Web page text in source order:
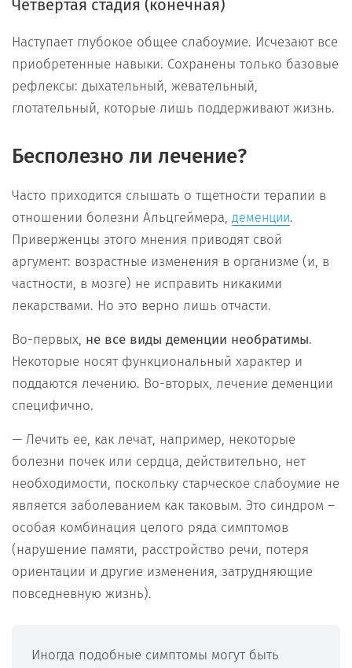
Четвертая стадия (конечная)
Наступает глубокое общее слабоумие. Исчезают все
приобретенные навыки. Сохранены только базовые
рефлексы: дыхательный, жевательный,
глотательный, которые лишь поддерживают жизнь.
Бесполезно ли лечение?
Часто приходится слышать о тщетности терапии в
отношении болезни Альцгеймера, деменции.
Приверженцы этого мнения приводят свой
аргумент: возрастные изменения в организме (и, в
частности, в мозге) не исправить никакими
лекарствами. Но это верно лишь отчасти.
Во-первых, не все виды деменции необратимы.
Некоторые носят функциональный характер и
поддаются лечению. Во-вторых, лечение деменции
специфично.
— Лечить ее, как лечат, например, некоторые
болезни почек или сердца, действительно, нет
необходимости, поскольку старческое слабоумие не
является заболеванием как таковым. Это синдром –
особая комбинация целого ряда симптомов
(нарушение памяти, расстройство речи, потеря
ориентации и другие изменения, затрудняющие
повседневную жизнь).
Иногда подобные симптомы могут быть